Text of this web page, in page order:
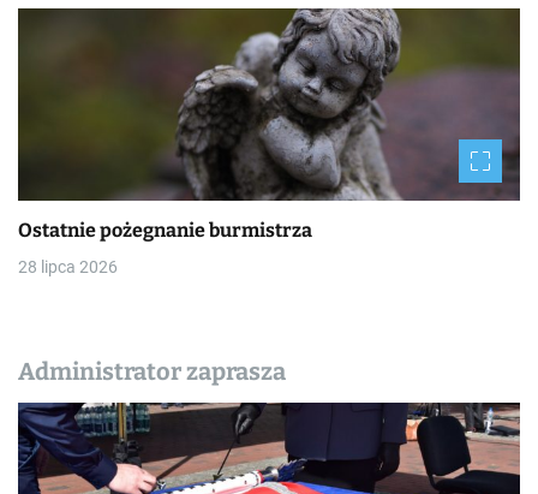
Ostatnie pożegnanie burmistrza
28 lipca 2026
Administrator zaprasza